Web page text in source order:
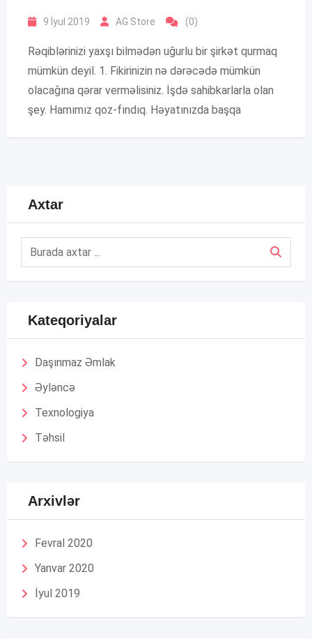
9 İyul 2019 AG Store (0)
Rəqiblərinizi yaxşı bilmədən uğurlu bir şirkət qurmaq
mümkün deyil. 1. Fikirinizin nə dərəcədə mümkün
olacağına qərar verməlisiniz. İşdə sahibkarlarla olan
şey. Hamımız qoz-fındıq. Həyatınızda başqa
Axtar
Kateqoriyalar
Daşınmaz Əmlak
Əyləncə
Texnologiya
Təhsil
Arxivlər
Fevral 2020
Yanvar 2020
İyul 2019